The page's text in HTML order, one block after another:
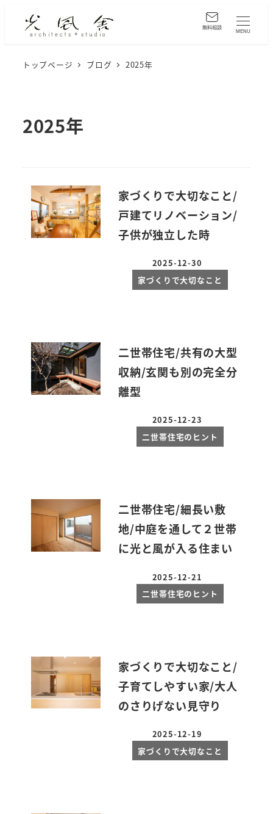
MENU
トップページ ブログ 2025年
2025年
家づくりで大切なこと/
戸建てリノベーション/
子供が独立した時
投稿日
2025-12-30
家づくりで大切なこと
二世帯住宅/共有の大型
収納/玄関も別の完全分
離型
投稿日
2025-12-23
二世帯住宅のヒント
二世帯住宅/細長い敷
地/中庭を通して２世帯
に光と風が入る住まい
投稿日
2025-12-21
二世帯住宅のヒント
家づくりで大切なこと/
子育てしやすい家/大人
のさりげない見守り
投稿日
2025-12-19
家づくりで大切なこと
無料相談